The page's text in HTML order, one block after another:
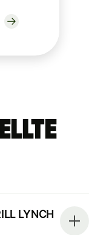
LYNCH